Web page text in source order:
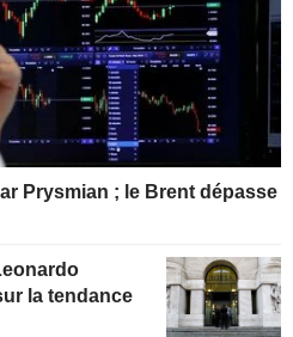
Prysmian ; le Brent dépasse
la tendance